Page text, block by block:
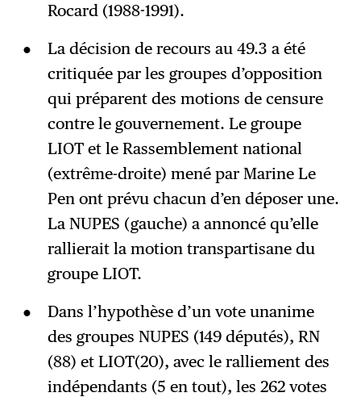
Rocard (1988-1991).
La décision de recours au 49.3 a été
critiquée par les groupes d’opposition
qui préparent des motions de censure
contre le gouvernement. Le groupe
LIOT et le Rassemblement national
(extrême-droite) mené par Marine Le
Pen ont prévu chacun d’en déposer une.
La NUPES (gauche) a annoncé qu’elle
rallierait la motion transpartisane du
groupe LIOT.
Dans l’hypothèse d’un vote unanime
des groupes NUPES (149 députés), RN
(88) et LIOT(20), avec le ralliement des
indépendants (5 en tout), les 262 votes